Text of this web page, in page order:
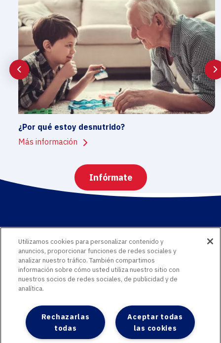
¿Por qué estoy desnutrido?
Más información
Infórmate
Mapa del sitio
Información jurídica
Política de datos personales
Política de cookies
© 2026 Delical
Utilizamos cookies para personalizar contenido y
anuncios, proporcionar funciones de redes sociales y
analizar nuestro tráfico. También compartimos
información sobre cómo usted utiliza nuestro sitio con
nuestros socios de redes sociales, de publicidad y de
analítica.
Aceptar todas
las cookies
Rechazarlas
todas